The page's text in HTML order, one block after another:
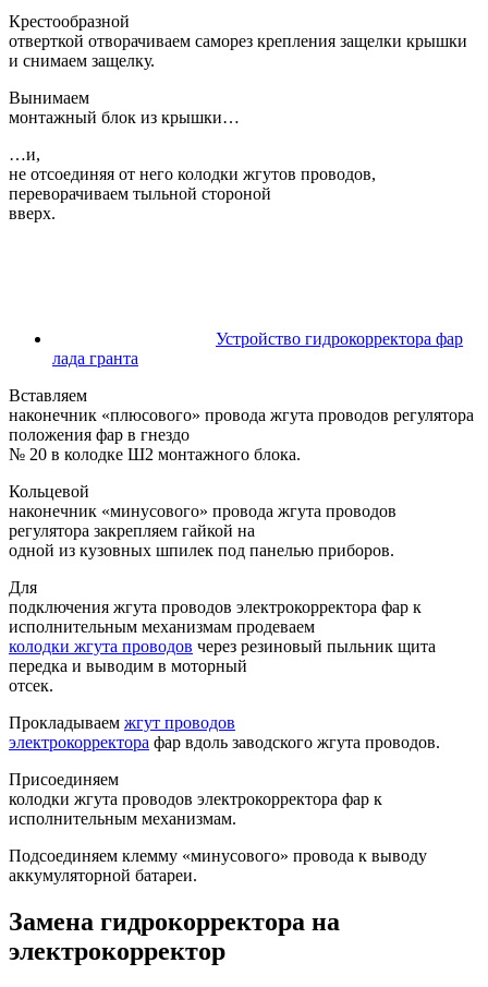
Крестообразной
отверткой отворачиваем саморез крепления защелки крышки
и снимаем защелку.
Вынимаем
монтажный блок из крышки…
…и,
не отсоединяя от него колодки жгутов проводов,
переворачиваем тыльной стороной
вверх.
Устройство гидрокорректора фар
лада гранта
Вставляем
наконечник «плюсового» провода жгута проводов регулятора
положения фар в гнездо
№ 20 в колодке Ш2 монтажного блока.
Кольцевой
наконечник «минусового» провода жгута проводов
регулятора закрепляем гайкой на
одной из кузовных шпилек под панелью приборов.
Для
подключения жгута проводов электрокорректора фар к
исполнительным механизмам продеваем
колодки жгута проводов через резиновый пыльник щита
передка и выводим в моторный
отсек.
Прокладываем жгут проводов
электрокорректора фар вдоль заводского жгута проводов.
Присоединяем
колодки жгута проводов электрокорректора фар к
исполнительным механизмам.
Подсоединяем клемму «минусового» провода к выводу
аккумуляторной батареи.
Замена гидрокорректора на
электрокорректор